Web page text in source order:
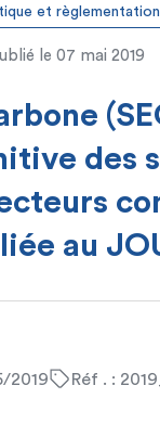
et règlementation
le 07 mai 2019
des
au
2019
Réf . :